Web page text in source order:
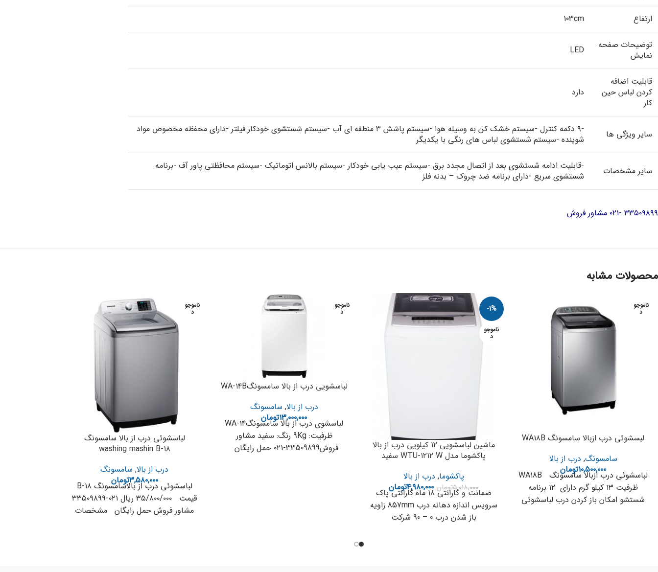
ارتفاع 103cm
توضیحات صفحه
نمایش
LED
قابلیت اضافه
کردن لباس حین
کار
دارد
سایر ویژگی ها
-۹ دکمه کنترل -سیستم خشک کن به وسیله هوا -سیستم پاشش ۳ منطقه ای آب -سیستم شستشوی خودکار فیلتر -دارای محفظه مخصوص مواد
شوینده -سیستم شستشوی لباس های رنگی با یکدیگر
سایر مشخصات
-قابلیت ادامه شستشوی بعد از اتصال مجدد برق -سیستم عیب یابی خودکار -سیستم بالانس اتوماتیک -سیستم محافظتی پاور آف -برنامه
شستشوی سریع -دارای برنامه ضد چروک – بدنه فلز
۳۳۵۰۹۸۹۹ -۰۲۱ مشاور فروش
محصولات مشابه
ناموجو
د
لبسشوئی درب ازبالا سامسونگ WA۱۸B
سامسونگ, درب از بالا
۱۰,۵۰۰,۰۰۰تومان
لباسشوئی درب ازبالا سامسونگ WA18B
ظرفیت ۱۳ کیلو گرم دارای ۱۲ برنامه
شستشو امکان باز کردن درب لباسشوئی
-1%
ناموجو
د
ماشین لباسشویی ۱۲ کیلویی درب از بالا
پاکشوما مدل WTU-۱۲۱۲ W سفید
پاکشوما, درب از بالا
۵,۰۱۸,۰۰۰تومان ۴,۹۸۰,۰۰۰تومان
ضمانت و گارانتی ۱۸ ماه گارانتی پاک
سرویس اندازه دهانه درب 857mm زاویه
باز شدن درب 0 – 90 شرکت
ناموجو
د
لباسشویی درب از بالا سامسونگWA-۱۴B
درب از بالا, سامسونگ
۱۳,۰۰۰,۰۰۰تومان
لباسشوی درب از بالا سامسونگWA-۱۴
ظرفیت: 9Kg رنگ: سفید مشاور
فروش33509899-۰۲۱ حمل رایگان
ناموجو
د
لباسشوئی درب از بالا سامسونگ
washing mashin B-۱۸
درب از بالا, سامسونگ
۳,۵۸۰,۰۰۰تومان
لباسشوئی درب از بالاسامسونگ B-۱۸
قیمت ۳۵/۸۰۰/۰۰۰ ریال ۰۲۱-۳۳۵۰۹۸۹۹
مشاور فروش حمل رایگان مشخصات